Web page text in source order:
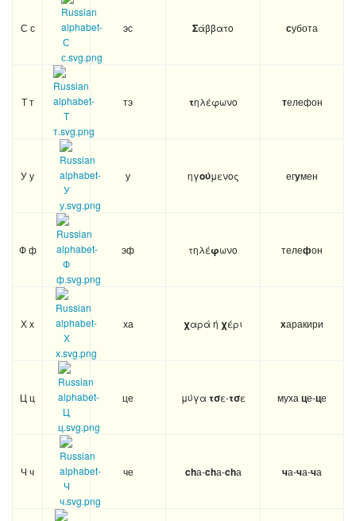
С с эс Σάββατο субота
Т т тэ τηλέφωνο телефон
У у у ηγούμενος егумен
Ф ф эф τηλέφωνο телефон
Х х ха χαρά ή χέρι харакири
Ц ц це μύγατσε-τσε муха це-це
Ч ч че chа-chа-chа ча-ча-ча